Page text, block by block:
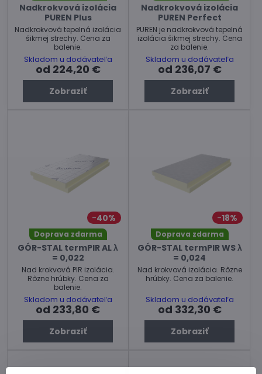
Nadkrokvová izolácia
PUREN Plus
Nadkrokvová tepelná izolácia
šikmej strechy. Cena za
balenie.
Skladom u dodávateľa
od 224,20 €
Zobraziť
Nadkrokvová izolácia
PUREN Perfect
PUREN je nadkrokvová tepelná
izolácia šikmej strechy. Cena
za balenie.
Skladom u dodávateľa
od 236,07 €
Zobraziť
40%
Doprava zdarma
GÓR-STAL termPIR AL λ
= 0,022
Nad krokvová PIR izolácia.
Rôzne hrúbky. Cena za
balenie.
Skladom u dodávateľa
od 233,80 €
Zobraziť
18%
Doprava zdarma
GÓR-STAL termPIR WS λ
= 0,024
Nad krokvová izolácia. Rôzne
hrúbky. Cena za balenie.
Skladom u dodávateľa
od 332,30 €
Zobraziť